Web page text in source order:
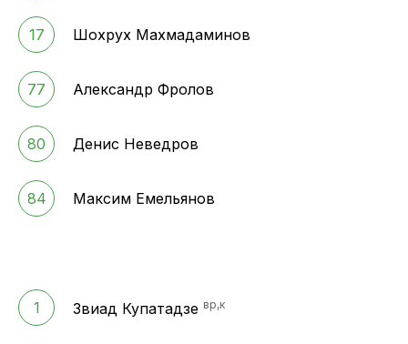
17 Шохрух Махмадаминов
77 Александр Фролов
80 Денис Неведров
84 Максим Емельянов
1 Звиад Купатадзе вр,к